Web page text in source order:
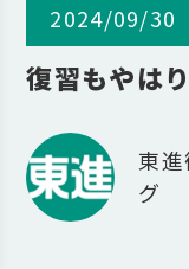
2024/09/30
復習もやは
東
グ